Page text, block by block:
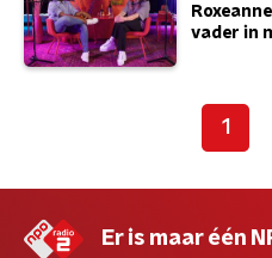
vader in
1
Er is maar één